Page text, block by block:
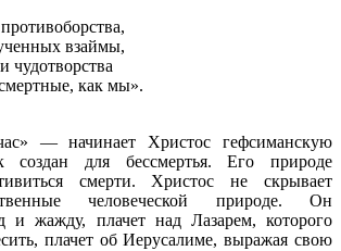
взаймы,
чудотворства
как мы».
— начинает Христос гефсиманскую
создан для бессмертья. Его природе
смерти. Христос не скрывает
человеческой природе. Он
и жажду, плачет над Лазарем, которого
плачет об Иерусалиме, выражая свою